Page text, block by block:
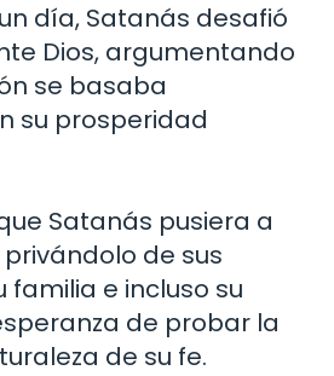
día, Satanás desafió
Dios, argumentando
se basaba
su prosperidad
Satanás pusiera a
de sus
familia e incluso su
de probar la
de su fe.